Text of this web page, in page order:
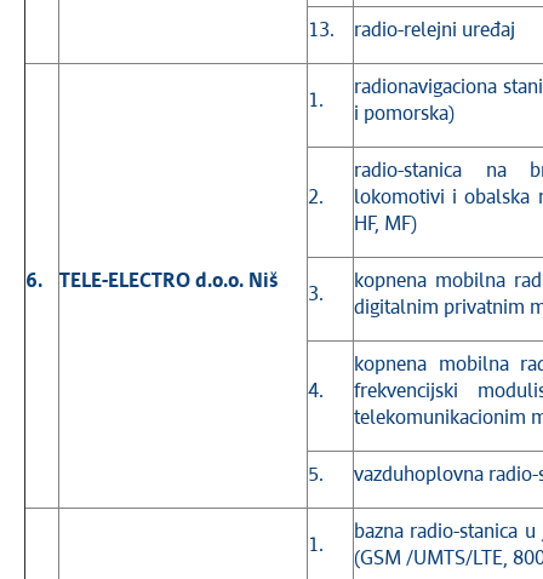
13. radio-relejni uređaj
6. TELE-ELECTRO d.o.o. Niš
1.
radionavigaciona
i pomorska)
2.
radio-stanica na
lokomotivi i obalska
HF, MF)
3.
kopnena mobilna
digitalnim privatnim
4.
kopnena mobilna
frekvencijski
telekomunikacionim
5. vazduhoplovna radio-
1.
bazna radio-stanica
(GSM /UMTS/LTE,